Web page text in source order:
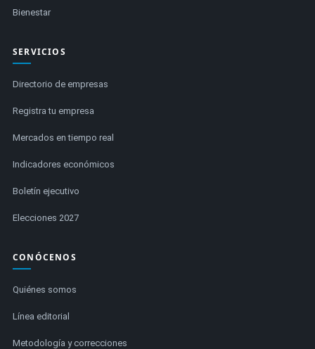
Bienestar
SERVICIOS
Directorio de empresas
Registra tu empresa
Mercados en tiempo real
Indicadores económicos
Boletín ejecutivo
Elecciones 2027
CONÓCENOS
Quiénes somos
Línea editorial
Metodología y correcciones